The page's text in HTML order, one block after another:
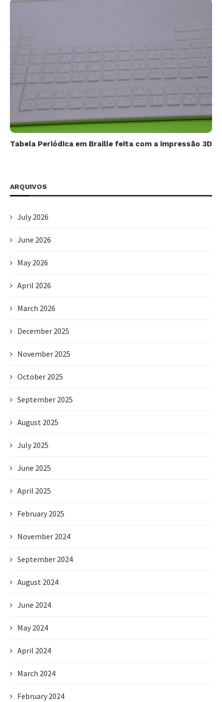
Tabela Periódica em Braille feita com a impressão 3D
ARQUIVOS
July 2026
June 2026
May 2026
April 2026
March 2026
December 2025
November 2025
October 2025
September 2025
August 2025
July 2025
June 2025
April 2025
February 2025
November 2024
September 2024
August 2024
June 2024
May 2024
April 2024
March 2024
February 2024